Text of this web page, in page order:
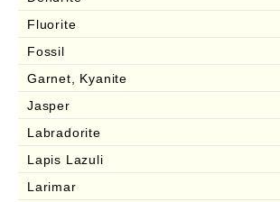
Fluorite
Fossil
Garnet, Kyanite
Jasper
Labradorite
Lapis Lazuli
Larimar